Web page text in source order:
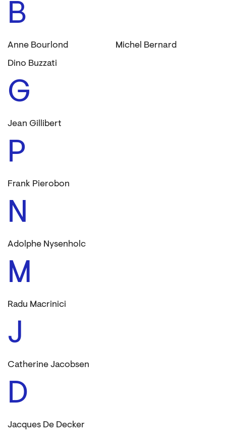
B
Anne Bourlond
Dino Buzzati
Michel Bernard
G
Jean Gillibert
P
Frank Pierobon
N
Adolphe Nysenholc
M
Radu Macrinici
J
Catherine Jacobsen
D
Jacques De Decker